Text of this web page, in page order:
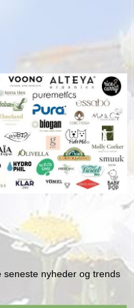
nyheder og trends